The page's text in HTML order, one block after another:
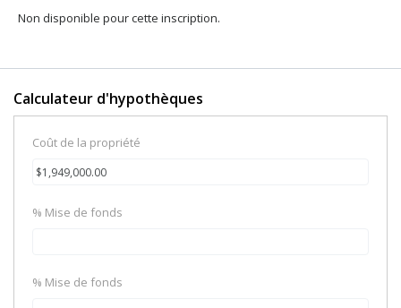
Non disponible pour cette inscription.
Calculateur d'hypothèques
Coût de la propriété
% Mise de fonds
% Mise de fonds